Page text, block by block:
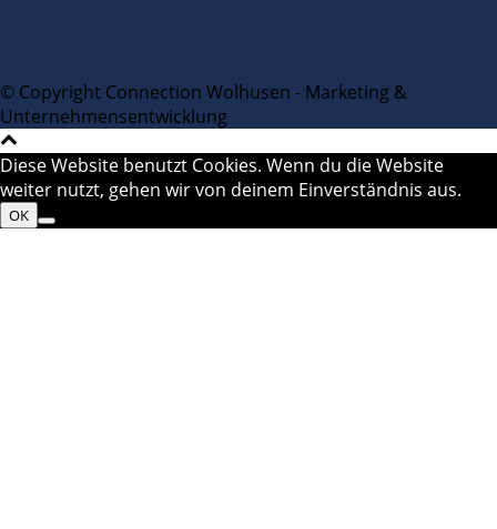
© Copyright Connection Wolhusen - Marketing &
Unternehmensentwicklung
Diese Website benutzt Cookies. Wenn du die Website
weiter nutzt, gehen wir von deinem Einverständnis aus.
OK